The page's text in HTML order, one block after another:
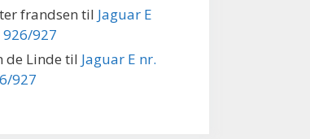
frandsen til Jaguar E
926/927
de Linde til Jaguar E nr.
927